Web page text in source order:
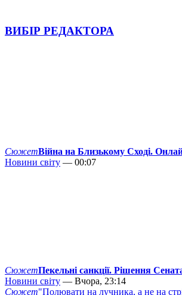
ВИБІР РЕДАКТОРА
СюжетВійна на Близькому Сході.
Новини світу — 00:07
СюжетПекельні санкції. Рішення
Новини світу — Вчора, 23:14
Сюжет"Полювати на лучника, а не на